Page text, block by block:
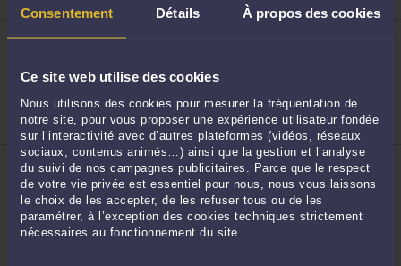
Consentement Détails À propos des cookies
Ce site web utilise des cookies
Nous utilisons des cookies pour mesurer la fréquentation de
notre site, pour vous proposer une expérience utilisateur fondée
sur l’interactivité avec d’autres plateformes (vidéos, réseaux
sociaux, contenus animés…) ainsi que la gestion et l’analyse
du suivi de nos campagnes publicitaires. Parce que le respect
de votre vie privée est essentiel pour nous, nous vous laissons
le choix de les accepter, de les refuser tous ou de les
paramétrer, à l’exception des cookies techniques strictement
nécessaires au fonctionnement du site.
8
9
ME NATHALIE BOURDEAU
Accepte les consultations vidéo
Droit du crédit et de la consommation
Droit de la famille, des personnes et de leur
patrimoine
Droit des assurances
ME CÉLINE LAPEGUE
21 avenue de Mulhouse 17004 LA ROCHELLE
Accepte les consultations vidéo
Droit de la famille, des personnes et de leur
patrimoine
Droit des assurances